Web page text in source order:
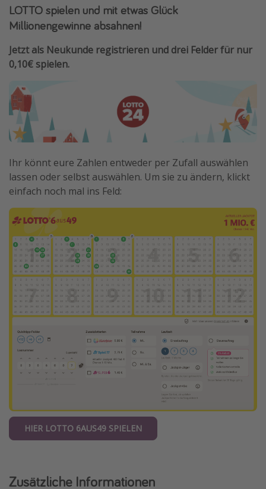
LOTTO spielen und mit etwas Glück
Millionengewinne absahnen!
Jetzt als Neukunde registrieren und drei Felder für nur
0,10€ spielen.
Ihr könnt eure Zahlen entweder per Zufall auswählen
lassen oder selbst auswählen. Um sie zu ändern, klickt
einfach noch mal ins Feld:
HIER LOTTO 6AUS49 SPIELEN
Zusätzliche Informationen